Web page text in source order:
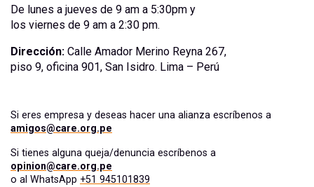
De lunes a jueves de 9 am a 5:30pm y
los viernes de 9 am a 2:30 pm.
Dirección: Calle Amador Merino Reyna 267,
piso 9, oficina 901, San Isidro. Lima – Perú
Si eres empresa y deseas hacer una alianza escríbenos a
amigos@care.org.pe
Si tienes alguna queja/denuncia escríbenos a
opinion@care.org.pe
o al WhatsApp +51 945101839